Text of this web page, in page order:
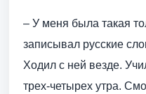
– У меня была такая
записывал русские
Ходил с ней везде.
трех-четырех утра.